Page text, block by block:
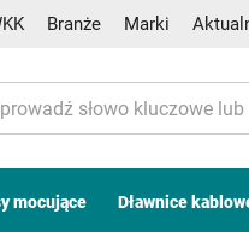
Branże Marki
mocujące Dławnice